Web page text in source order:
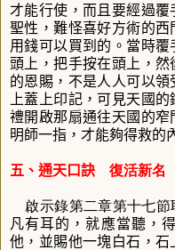
才能行使，而且要經過
聖性，難怪喜好方術的
用錢可以買到的。當時
頭上，把手按在頭上，
的恩賜，不是人人可以
上蓋上印記，可見天國
禮開啟那扇通往天國的
明師一指，才能夠得救的
五、通天口訣 復活新名
啟示錄第二章第十七節
凡有耳的，就應當聽，
他，並賜他一塊白石，石